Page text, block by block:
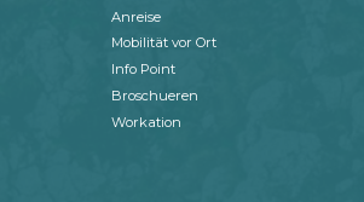
Anreise
Mobilität vor Ort
Info Point
Broschueren
Workation